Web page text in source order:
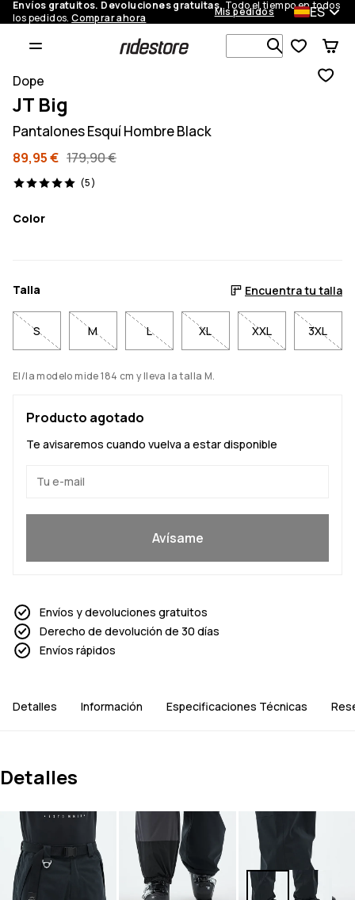
Envíos gratuitos. Devoluciones gratuitas.Todo el tiempo en todos
los pedidos.Comprar ahora Mis pedidos ES
Busca en
Dope
JT Big
Pantalones Esquí Hombre Black
89,95 € 179,90 €
(5)
5 opiniones, 5/5
Color
Talla Encuentra tu talla
S M L XL XXL 3XL
El/la modelo mide 184 cm y lleva la talla M.
Producto agotado
Te avisaremos cuando vuelva a estar disponible
Avísame
Envíos y devoluciones gratuitos
Derecho de devolución de 30 días
Envíos rápidos
Detalles Información Especificaciones Técnicas
Detalles